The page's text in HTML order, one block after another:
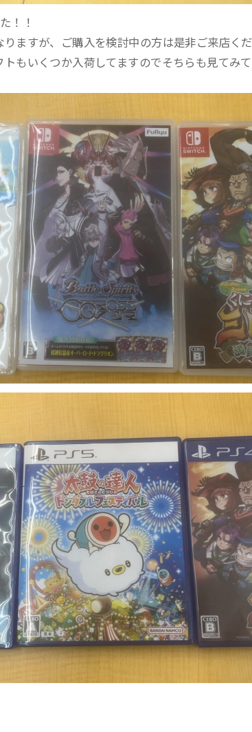
！！
ますが、ご購入を検討中の方は是非ご来店くだ
もいくつか入荷してますのでそちらも見てみて